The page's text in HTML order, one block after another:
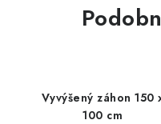
Vyvýšený záhon 150
100 cm